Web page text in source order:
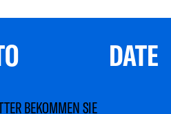
DATE
BEKOMMEN SIE